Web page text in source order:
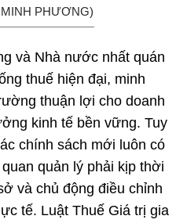
MINH PHƯƠNG)
và Nhà nước nhất quán
thuế hiện đại, minh
thuận lợi cho doanh
kinh tế bền vững. Tuy
chính sách mới luôn có
quản lý phải kịp thời
và chủ động điều chỉnh
tế. Luật Thuế Giá trị gia